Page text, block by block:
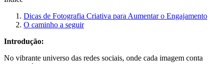
Dicas de Fotografia⁤ Criativa para ​Aumentar o ‍Engajamento
O​ caminho a seguir
Introdução:
No‍ vibrante universo das ‌redes ‍sociais, ⁣onde cada imagem conta